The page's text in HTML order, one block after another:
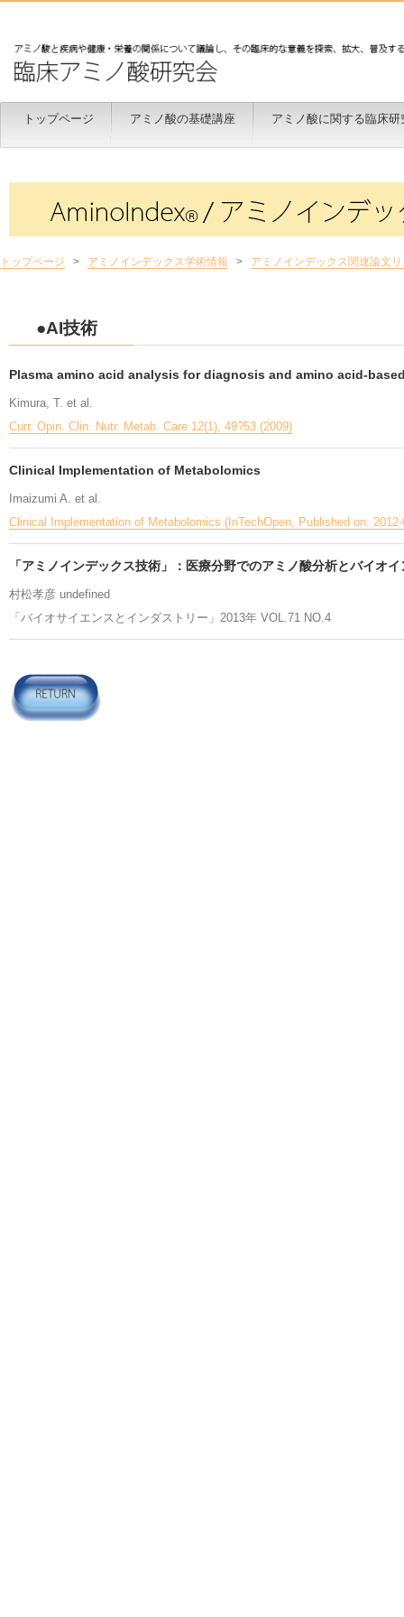
トップページ アミノ酸の基礎講座 アミノ酸に関する臨床研
トップページ > アミノインデックス学術情報 > アミノインデックス関連論文
●AI技術
Plasma amino acid analysis for diagnosis and amino acid-
Kimura, T. et al.
Curr. Opin. Clin. Nutr. Metab. Care 12(1), 49?53 (2009)
Clinical Implementation of Metabolomics
Imaizumi A. et al.
Clinical Implementation of Metabolomics (InTechOpen, Published on: 2012-
「アミノインデックス技術」：医療分野でのアミノ酸分析とバイ
村松孝彦 undefined
「バイオサイエンスとインダストリー」2013年 VOL.71 NO.4